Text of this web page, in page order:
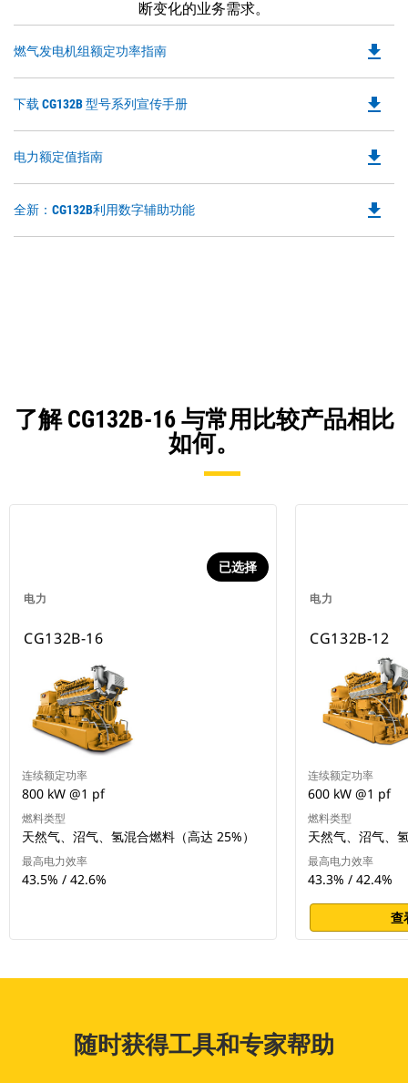
断变化的业务需求。
燃气发电机组额定功率指南
a
file_download
下载 CG132B 型号系列宣传手册
a
file_download
电力额定值指南
a
file_download
全新：CG132B利用数字辅助功能 file_download
了解 CG132B-16 与常用比较产品相比
如何。
电力
已选择
CG132B-16
连续额定功率
800 kW @1 pf
燃料类型
天然气、沼气、氢混合燃料（高达 25%）
最高电力效率
43.5% / 42.6%
电力
CG132B-12
连续额定功率
600 kW @1 pf
燃料类型
天然气、沼气、
最高电力效率
43.3% / 42.4%
查
随时获得工具和专家帮助